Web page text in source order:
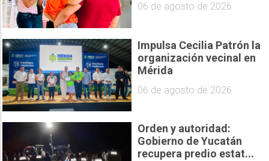
06 de agosto de 2026
Impulsa Cecilia Patrón la
organización vecinal en
Mérida
06 de agosto de 2026
Orden y autoridad:
Gobierno de Yucatán
recupera predio estat...